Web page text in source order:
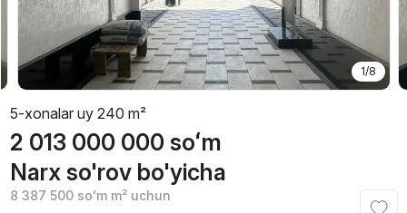
1/8
5-xonalar uy 240 m²
2 013 000 000 soʻm
Narx so'rov bo'yicha
8 387 500 soʻmm² uchun